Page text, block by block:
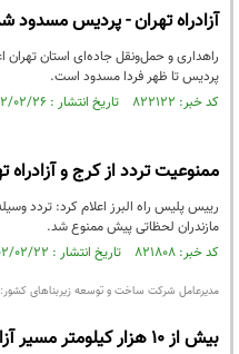
آزادراه تهران - پردیس مسدود
راهداری و حمل‌ونقل جاده‌ای استان تهران
پردیس تا ظهر فردا مسدود است.
کد خبر: ۸۲۲۱۲۲ تاریخ انتشار : ۱۴۰۲/۰۲/۲۶
ممنوعیت تردد از کرج و
رییس پلیس راه البرز اعلام کرد: تردد
مازندران لحظاتی پیش ممنوع شد.
کد خبر: ۸۲۱۸۰۸ تاریخ انتشار : ۱۴۰۲/۰۲/۲۲
مدیرعامل شرکت ساخت و توسعه زیربنا‌های کشور:
بیش از ۱۰ هزار کیلومتر